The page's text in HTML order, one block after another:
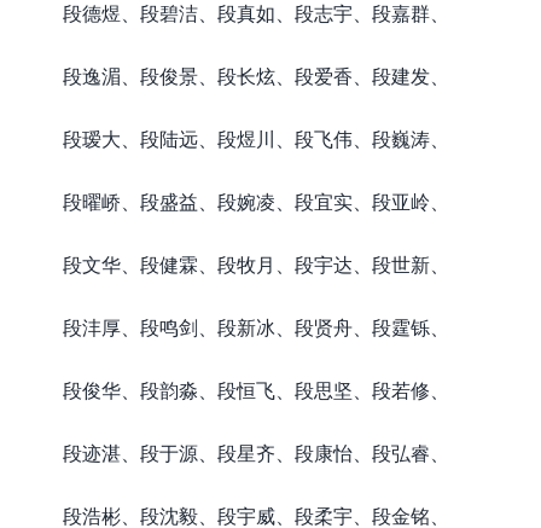
段德煜、段碧洁、段真如、段志宇、段嘉群、
段逸湄、段俊景、段长炫、段爱香、段建发、
段瑷大、段陆远、段煜川、段飞伟、段巍涛、
段曜峤、段盛益、段婉凌、段宜实、段亚岭、
段文华、段健霖、段牧月、段宇达、段世新、
段沣厚、段鸣剑、段新冰、段贤舟、段霆铄、
段俊华、段韵淼、段恒飞、段思坚、段若修、
段迹湛、段于源、段星齐、段康怡、段弘睿、
段浩彬、段沈毅、段宇威、段柔宇、段金铭、